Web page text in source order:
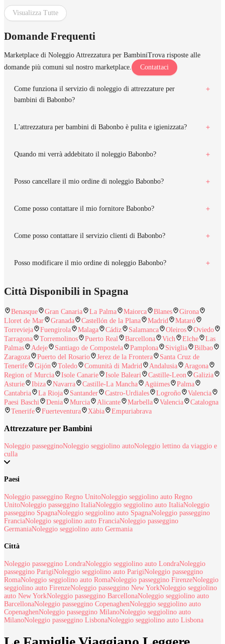
Visualizza Tutte
Domande Frequenti
Marketplace di Noleggio Attrezzatura per BambiniTrova risposte alle
domande più comuni sul nostro marketplace.
Contattaci
Come funziona il servizio di noleggio di attrezzature per
bambini di Babonbo?
L'attrezzatura per bambini di Babonbo è pulita e igienizzata?
Quando mi verrà addebitato il noleggio Babonbo?
Posso cancellare il mio ordine di noleggio Babonbo?
Come posso contattare il mio fornitore Babonbo?
Come posso contattare il servizio clienti di Babonbo?
Posso modificare il mio ordine di noleggio Babonbo?
Città Disponibili in Spagna
Benasque Gran Canaria La Palma Maiorca Blanes
Girona
Lloret de Mar
Granada Castellón de la Plana Madrid
Mataró
Torrevieja
Fuengirola Malaga Cádiz Salamanca Oleiros
Oviedo
Tarragona
Torremolinos Puerto Real Barcellona Vich Elche
Las
Palmas
Adeje Santiago de Compostela Pamplona Siviglia
Bilbao
Zaragoza
Puerto del Rosario Jerez de la Frontera
Santa Cruz de
Tenerife
Gijón Toledo Comunità di Madrid Andalusia
Aragona
Region of Murcia
Isole Canarie Isole Baleari Castille-Leon
Galizia
Asturie
Ibiza Navarra Castille-La Mancha Agüimes
Palma
Cantabria
La Rioja Santander Castro-Urdiales Logroño
Valencia
Paesi Baschi
Denia Murcia Alicante Marbella Valencia
Catalogna
Tenerife
Fuerteventura Xàbia Empuriabrava
Attrezzature per Bambini
Noleggio passegginoNoleggio seggiolino autoNoleggio lettino da viaggio e
culla
Paesi
Noleggio passeggino Regno UnitoNoleggio seggiolino auto Regno
UnitoNoleggio passeggino ItaliaNoleggio seggiolino auto ItaliaNoleggio
passeggino SpagnaNoleggio seggiolino auto SpagnaNoleggio passeggino
FranciaNoleggio seggiolino auto FranciaNoleggio passeggino
GermaniaNoleggio seggiolino auto Germania
Città
Noleggio passeggino LondraNoleggio seggiolino auto LondraNoleggio
passeggino ParigiNoleggio seggiolino auto ParigiNoleggio passeggino
RomaNoleggio seggiolino auto RomaNoleggio passeggino FirenzeNoleggio
seggiolino auto FirenzeNoleggio passeggino New YorkNoleggio seggiolino
auto New YorkNoleggio passeggino BarcellonaNoleggio seggiolino auto
BarcellonaNoleggio passeggino CopenaghenNoleggio seggiolino auto
CopenaghenNoleggio passeggino MilanoNoleggio seggiolino auto
MilanoNoleggio passeggino LisbonaNoleggio seggiolino auto Lisbona